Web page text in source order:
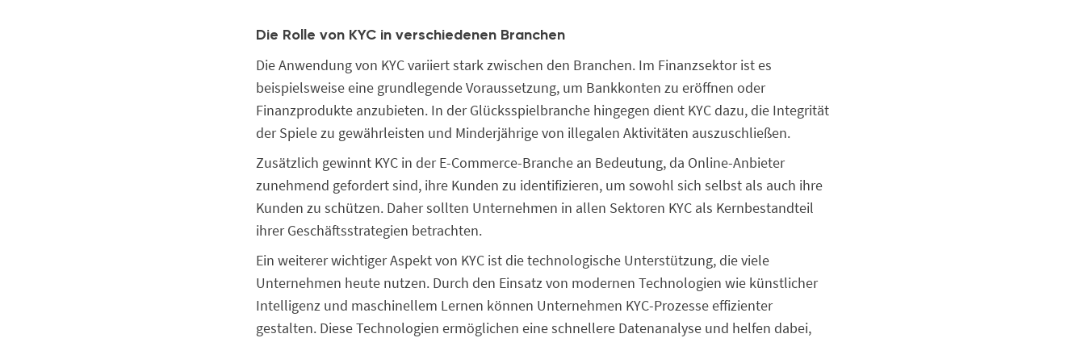
Die Rolle von KYC in verschiedenen Branchen
Die Anwendung von KYC variiert stark zwischen den Branchen. Im Finanzsektor ist es
beispielsweise eine grundlegende Voraussetzung, um Bankkonten zu eröffnen oder
Finanzprodukte anzubieten. In der Glücksspielbranche hingegen dient KYC dazu, die Integrität
der Spiele zu gewährleisten und Minderjährige von illegalen Aktivitäten auszuschließen.
Zusätzlich gewinnt KYC in der E-Commerce-Branche an Bedeutung, da Online-Anbieter
zunehmend gefordert sind, ihre Kunden zu identifizieren, um sowohl sich selbst als auch ihre
Kunden zu schützen. Daher sollten Unternehmen in allen Sektoren KYC als Kernbestandteil
ihrer Geschäftsstrategien betrachten.
Ein weiterer wichtiger Aspekt von KYC ist die technologische Unterstützung, die viele
Unternehmen heute nutzen. Durch den Einsatz von modernen Technologien wie künstlicher
Intelligenz und maschinellem Lernen können Unternehmen KYC-Prozesse effizienter
gestalten. Diese Technologien ermöglichen eine schnellere Datenanalyse und helfen dabei,